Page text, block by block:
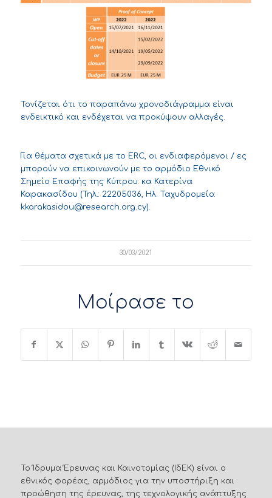
Τονίζεται ότι το παραπάνω χρονοδιάγραμμα είναι
ενδεικτικό και ενδέχεται να προκύψουν αλλαγές.
Για θέματα σχετικά με το ERC, οι ενδιαφερόμενοι / ες
μπορούν να επικοινωνούν με το αρμόδιο Εθνικό
Σημείο Επαφής της Κύπρου: κα Κατερίνα
Καρακασίδου (Τηλ.: 22205036, Ηλ. Ταχυδρομείο:
kkarakasidou@research.org.cy).
30/03/2021
Μοίρασε το
Το Ίδρυμα Έρευνας και Καινοτομίας (ΙδΕΚ) είναι ο
εθνικός φορέας, αρμόδιος για την υποστήριξη και
προώθηση της έρευνας, της τεχνολογικής ανάπτυξης